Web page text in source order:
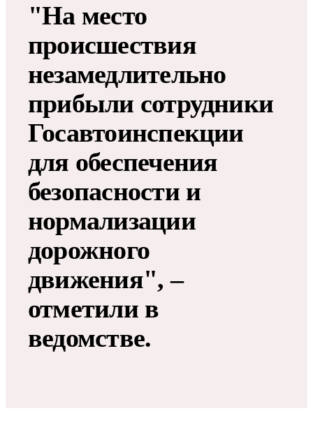
"На место
происшествия
незамедлительно
прибыли сотрудники
Госавтоинспекции
для обеспечения
безопасности и
нормализации
дорожного
движения", –
отметили в
ведомстве.